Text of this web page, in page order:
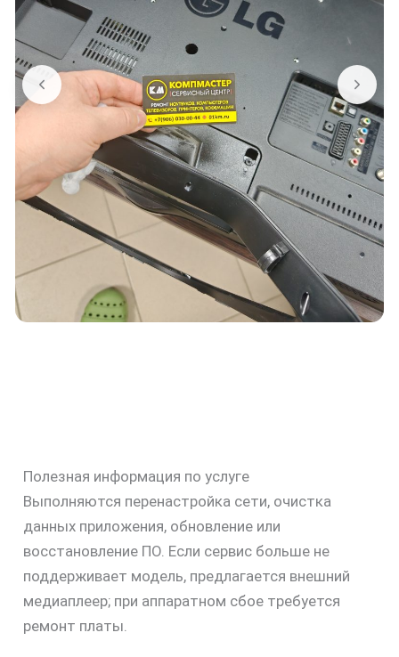
Полезная информация по услуге
Выполняются перенастройка сети, очистка
данных приложения, обновление или
восстановление ПО. Если сервис больше не
поддерживает модель, предлагается внешний
медиаплеер; при аппаратном сбое требуется
ремонт платы.